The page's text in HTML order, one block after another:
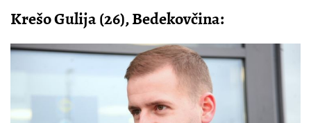
Krešo Gulija (26), Bedekovčina: